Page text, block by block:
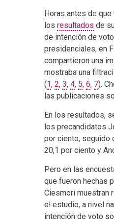
Horas antes de
los resultados de
de intención de
presidenciales, en
compartieron una
mostraba una
(1, 2, 3, 4, 5, 6, 7).
las publicaciones
En los resultados,
los precandidatos
por ciento, seguido
20,1 por ciento y
Pero en las
que fueron hechas
Ciesmori muestran
el estudio, a nivel
intención de voto